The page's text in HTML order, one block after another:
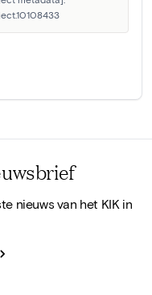
nieuws van het KIK in